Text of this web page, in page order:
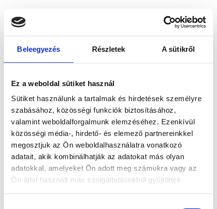
Beleegyezés Részletek A sütikről
Ez a weboldal sütiket használ
Sütiket használunk a tartalmak és hirdetések személyre
szabásához, közösségi funkciók biztosításához,
valamint weboldalforgalmunk elemzéséhez. Ezenkívül
közösségi média-, hirdető- és elemező partnereinkkel
megosztjuk az Ön weboldalhasználatra vonatkozó
adatait, akik kombinálhatják az adatokat más olyan
adatokkal, amelyeket Ön adott meg számukra vagy az
Ön által használt más szolgáltatásokból gyűjtöttek.